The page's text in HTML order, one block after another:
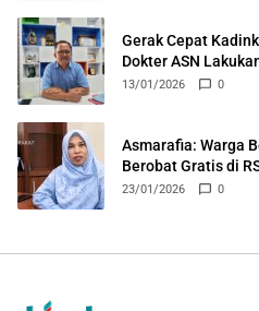
Gerak Cepat
Dokter ASN
Puskesmas Ongka
13/01/2026 0
Asmarafia: Warga
Berobat Gratis di
23/01/2026 0